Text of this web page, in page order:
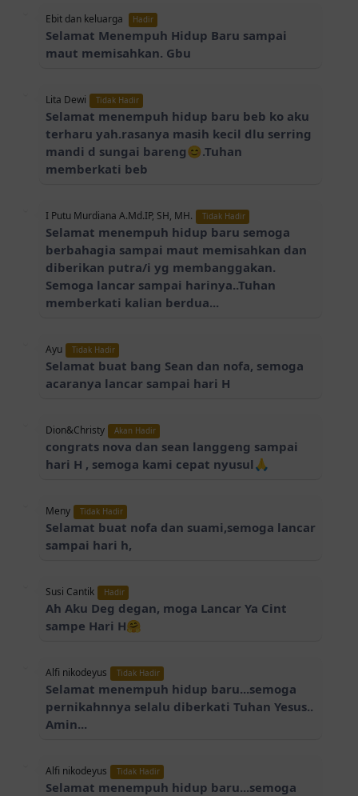
Ebit dan keluarga Hadir
Selamat Menempuh Hidup Baru sampai
maut memisahkan. Gbu
Lita Dewi Tidak Hadir
Selamat menempuh hidup baru beb ko aku
terharu yah.rasanya masih kecil dlu serring
mandi d sungai bareng😊.Tuhan
memberkati beb
I Putu Murdiana A.Md.IP, SH, MH. Tidak Hadir
Selamat menempuh hidup baru semoga
berbahagia sampai maut memisahkan dan
diberikan putra/i yg membanggakan.
Semoga lancar sampai harinya..Tuhan
memberkati kalian berdua...
Ayu Tidak Hadir
Selamat buat bang Sean dan nofa, semoga
acaranya lancar sampai hari H
Dion&Christy Akan Hadir
congrats nova dan sean langgeng sampai
hari H , semoga kami cepat nyusul🙏
Meny Tidak Hadir
Selamat buat nofa dan suami,semoga lancar
sampai hari h,
Susi Cantik Hadir
Ah Aku Deg degan, moga Lancar Ya Cint
sampe Hari H🤗
Alfi nikodeyus Tidak Hadir
Selamat menempuh hidup baru...semoga
pernikahnnya selalu diberkati Tuhan Yesus..
Amin...
Alfi nikodeyus Tidak Hadir
Selamat menempuh hidup baru...semoga